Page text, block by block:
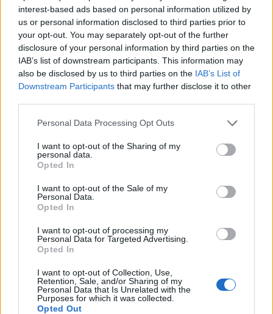
interest-based ads based on personal information utilized by
us or personal information disclosed to third parties prior to
your opt-out. You may separately opt-out of the further
disclosure of your personal information by third parties on the
IAB’s list of downstream participants. This information may
also be disclosed by us to third parties on the IAB’s List of
Downstream Participants that may further disclose it to other
Personal Data Processing Opt Outs
I want to opt-out of the Sharing of my
personal data.
Opted In
I want to opt-out of the Sale of my
Personal Data.
Opted In
I want to opt-out of processing my
Personal Data for Targeted Advertising.
Opted In
I want to opt-out of Collection, Use,
Retention, Sale, and/or Sharing of my
Personal Data that Is Unrelated with the
Purposes for which it was collected.
Opted Out
ARTIGOS RELACIONADOSMAIS DO AUTOR
Colheita de sangue regressa ao
Hospital Sousa Martins durante o mês